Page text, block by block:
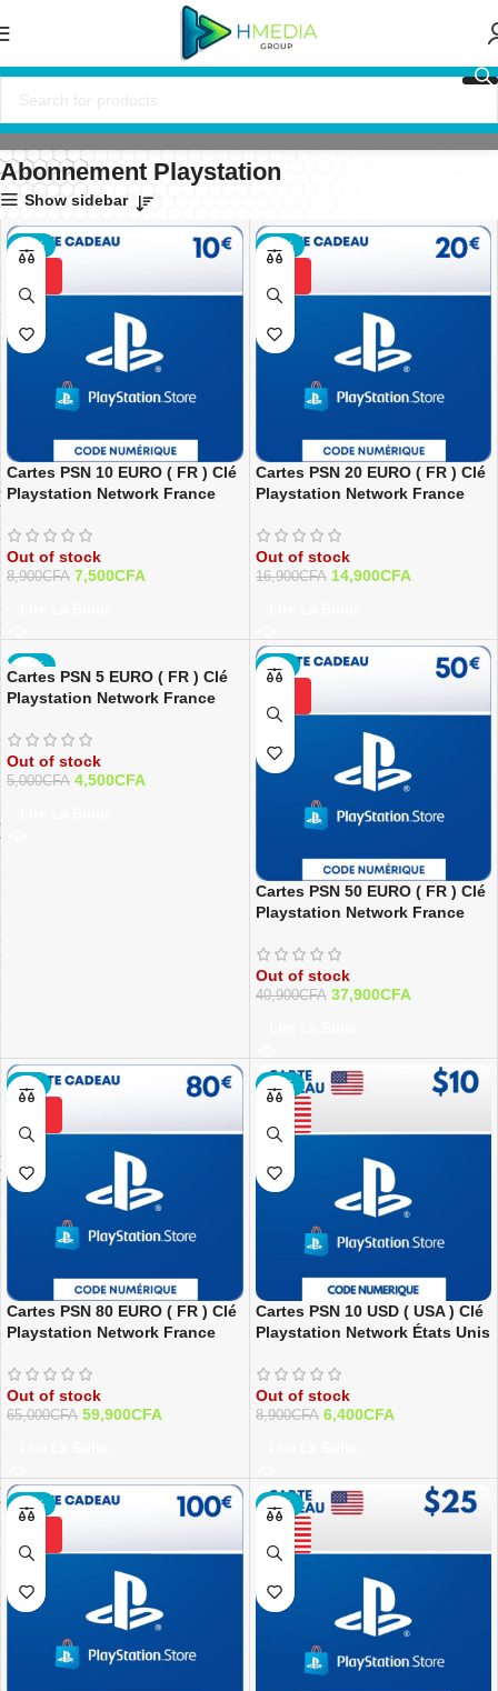
Abonnement Playstation
Show sidebar
-16%
Cartes PSN 10 EURO ( FR ) Clé
Playstation Network France
Out of stock
8,900CFA 7,500CFA
-12%
Cartes PSN 20 EURO ( FR ) Clé
Playstation Network France
Out of stock
16,900CFA 14,900CFA
-10%
Cartes PSN 5 EURO ( FR ) Clé
Playstation Network France
Out of stock
5,000CFA 4,500CFA
-7%
Cartes PSN 50 EURO ( FR ) Clé
Playstation Network France
Out of stock
40,900CFA 37,900CFA
-8%
Cartes PSN 80 EURO ( FR ) Clé
Playstation Network France
Out of stock
65,000CFA 59,900CFA
-28%
Cartes PSN 10 USD ( USA ) Clé
Playstation Network États Unis
Out of stock
8,900CFA 6,400CFA
-13% -11%